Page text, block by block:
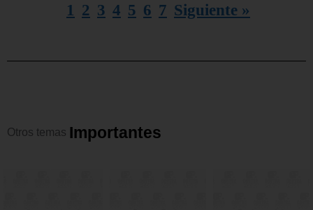
1 2 3 4 5 6 7 Siguiente »
Otros temas Importantes